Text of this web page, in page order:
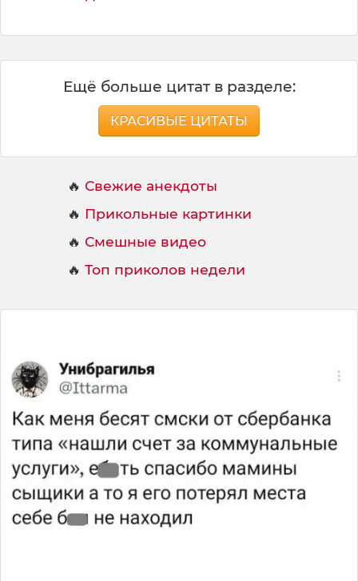
Ещё больше цитат в разделе:
КРАСИВЫЕ ЦИТАТЫ
🔥 Свежие анекдоты
🔥 Прикольные картинки
🔥 Смешные видео
🔥 Топ приколов недели